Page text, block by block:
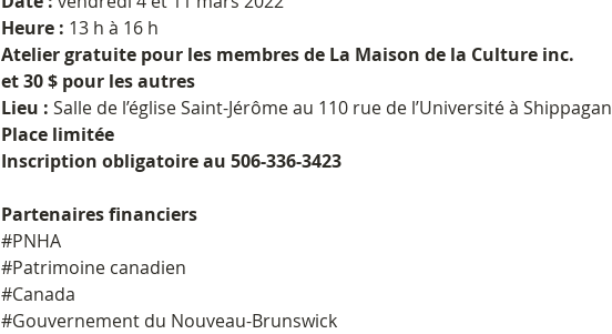
Heure : 13 h à 16 h
Atelier gratuite pour les membres de La Maison de la Culture inc.
et 30 $ pour les autres
Lieu : Salle de l’église Saint-Jérôme au 110 rue de l’Université à Shippagan
Place limitée
Inscription obligatoire au 506-336-3423
Partenaires financiers
#PNHA
#Patrimoine canadien
#Canada
#Gouvernement du Nouveau-Brunswick